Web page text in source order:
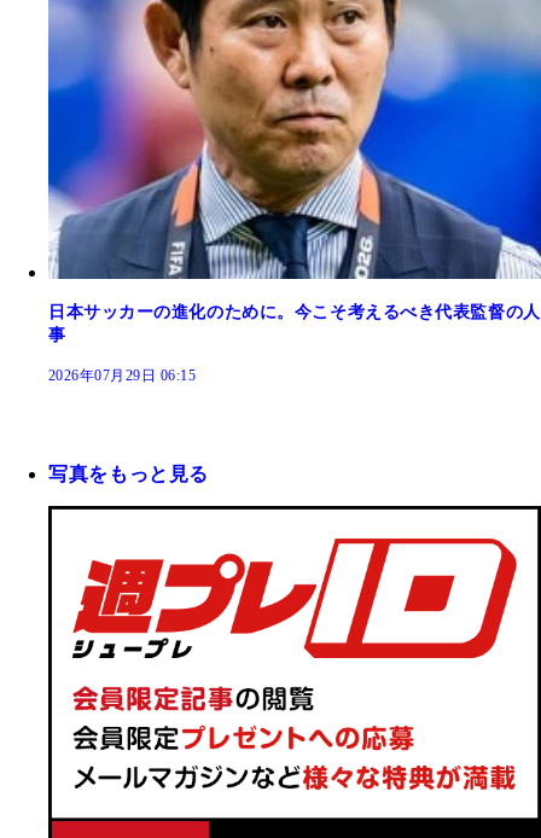
日本サッカーの進化のために。今こそ考えるべき代表監督の人
事
2026年07月29日 06:15
写真をもっと見る